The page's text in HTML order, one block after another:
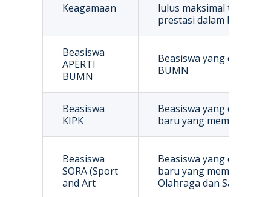
Keagamaan
lulus maksimal tahun
prestasi dalam bidang
Beasiswa
APERTI
BUMN
Beasiswa yang
BUMN
Beasiswa
KIPK
Beasiswa yang
baru yang mempunyai
Beasiswa
SORA (Sport
and Art
Beasiswa yang
baru yang mempunyai
Olahraga dan Sains